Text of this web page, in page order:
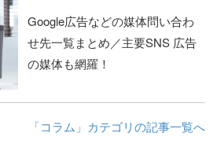
Google広告などの媒体問い合わ
せ先一覧まとめ／主要SNS 広告
の媒体も網羅！
「コラム」カテゴリの記事一覧へ